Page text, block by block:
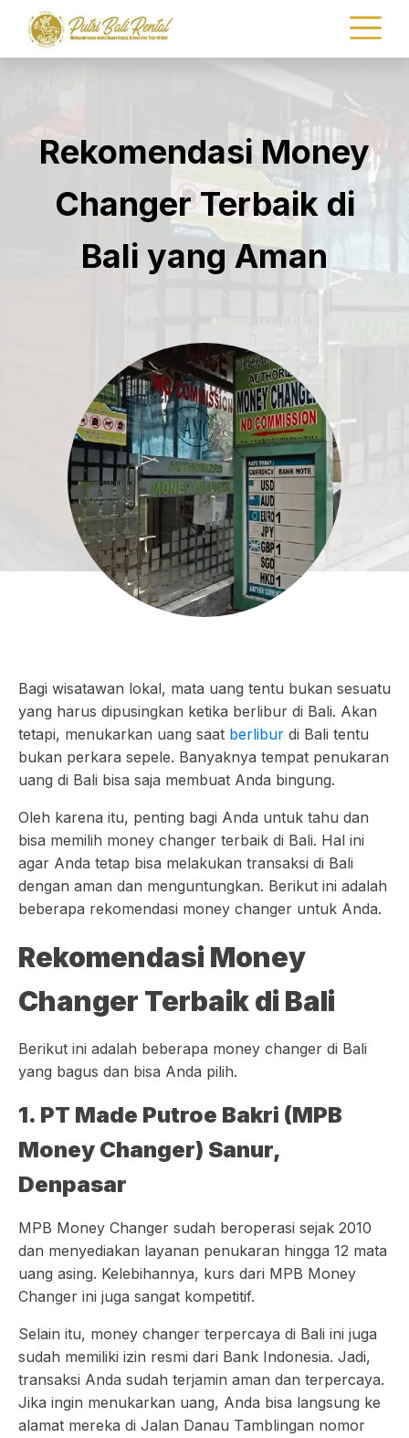
Rekomendasi Money
Changer Terbaik di
Bali yang Aman
Bagi wisatawan lokal, mata uang tentu bukan sesuatu
yang harus dipusingkan ketika berlibur di Bali. Akan
tetapi, menukarkan uang saat berlibur di Bali tentu
bukan perkara sepele. Banyaknya tempat penukaran
uang di Bali bisa saja membuat Anda bingung.
Oleh karena itu, penting bagi Anda untuk tahu dan
bisa memilih money changer terbaik di Bali. Hal ini
agar Anda tetap bisa melakukan transaksi di Bali
dengan aman dan menguntungkan. Berikut ini adalah
beberapa rekomendasi money changer untuk Anda.
Rekomendasi Money
Changer Terbaik di Bali
Berikut ini adalah beberapa money changer di Bali
yang bagus dan bisa Anda pilih.
1. PT Made Putroe Bakri (MPB
Money Changer) Sanur,
Denpasar
MPB Money Changer sudah beroperasi sejak 2010
dan menyediakan layanan penukaran hingga 12 mata
uang asing. Kelebihannya, kurs dari MPB Money
Changer ini juga sangat kompetitif.
Selain itu, money changer terpercaya di Bali ini juga
sudah memiliki izin resmi dari Bank Indonesia. Jadi,
transaksi Anda sudah terjamin aman dan terpercaya.
Jika ingin menukarkan uang, Anda bisa langsung ke
alamat mereka di Jalan Danau Tamblingan nomor